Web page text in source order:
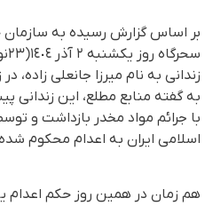
بر اساس گزارش رسیده به
زندانی بە نام میرزا جانعلی زاده،
بە گفتە منابع مطلع، این زندانی
با جرائم مواد مخدر بازداشت و
اسلامی ایران به اعدام محکوم
هم زمان در همین روز حکم اعدام